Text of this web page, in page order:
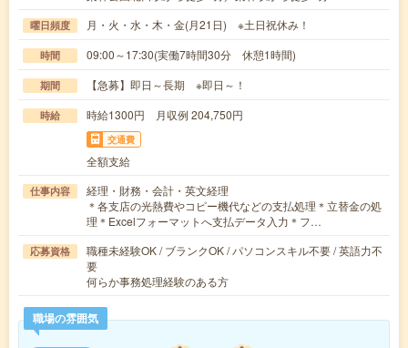
曜日頻度 月・火・水・木・金(月21日) ※土日祝休み！
時間 09:00～17:30(実働7時間30分 休憩1時間)
期間 【急募】即日～長期 ※即日～！
時給 時給1300円 月収例 204,750円
交通費
全額支給
仕事内容
経理・財務・会計・英文経理
＊各支店の光熱費やコピー機代などの支払処理＊立替金の処
理＊Excelフォーマットへ支払データ入力＊フ…
応募資格
職種未経験OK / ブランクOK / パソコンスキル不要 / 英語力不
要
何らか事務処理経験のある方
職場の雰囲気